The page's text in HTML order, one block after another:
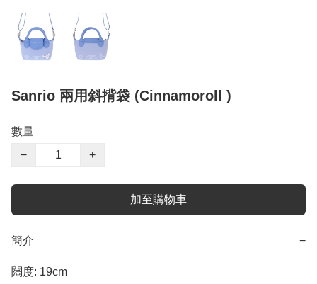
Sanrio 兩用斜揹袋 (Cinnamoroll )
數量
−
+
加至購物車
簡介 −
闊度: 19cm